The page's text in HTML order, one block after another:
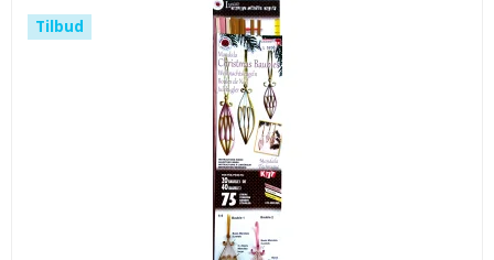
Tilbud